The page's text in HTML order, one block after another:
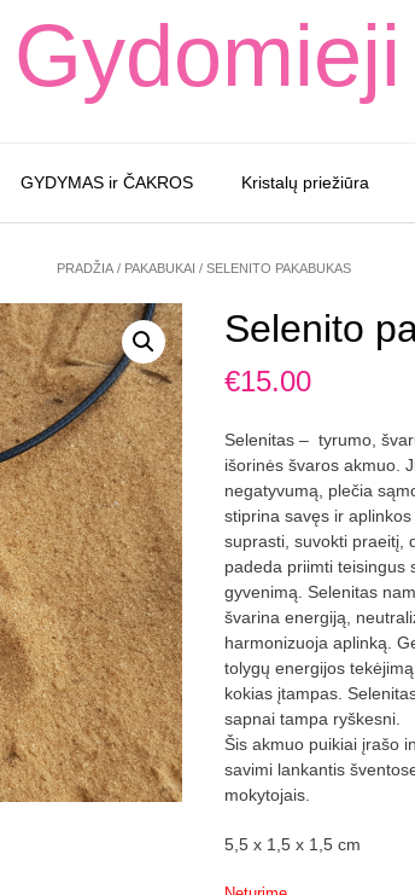
GYDYMAS ir ČAKROS Kristalų priežiūra
PRADŽIA/ PAKABUKAI / SELENITO PAKABUKAS
Selenito
€15.00
Selenitas – tyrumo,
išorinės švaros akmuo.
negatyvumą, plečia
stiprina savęs ir
suprasti, suvokti praeitį,
padeda priimti teisingus
gyvenimą. Selenitas
švarina energiją,
harmonizuoja aplinką.
tolygų energijos
kokias įtampas.
sapnai tampa ryškesni.
Šis akmuo puikiai įrašo
savimi lankantis
mokytojais.
5,5 x 1,5 x 1,5 cm